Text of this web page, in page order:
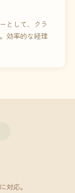
として、クラ
効率的な経理
対応。